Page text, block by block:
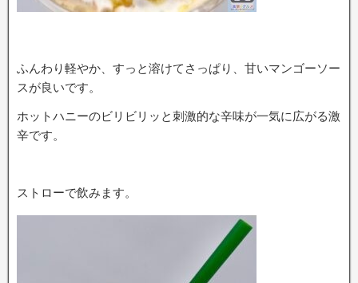
ふんわり軽やか、すっと溶けてさっぱり、甘いマンゴーソー
スが良いです。
ホットハニーのビリビリッと刺激的な辛味が一気に広がる激
辛です。
ストローで飲みます。